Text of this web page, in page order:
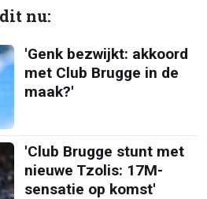
nu:
'Genk bezwijkt: akkoord
met Club Brugge in de
maak?'
'Club Brugge stunt met
nieuwe Tzolis: 17M-
sensatie op komst'